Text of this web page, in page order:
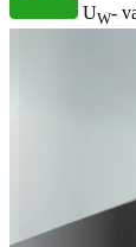
UW-